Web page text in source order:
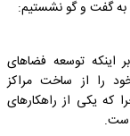
به گفت و گو نشستیم:
اینکه توسعه فضاهای
را از ساخت مراکز
که یکی از راهکارهای